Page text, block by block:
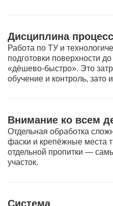
Дисциплина
Работа по ТУ и
подготовки поверхности
«дёшево-быстро». Это
обучение и контроль, зато
Внимание ко всем
Отдельная обработка
фаски и крепёжные места
отдельной пропитки —
участок.
Система